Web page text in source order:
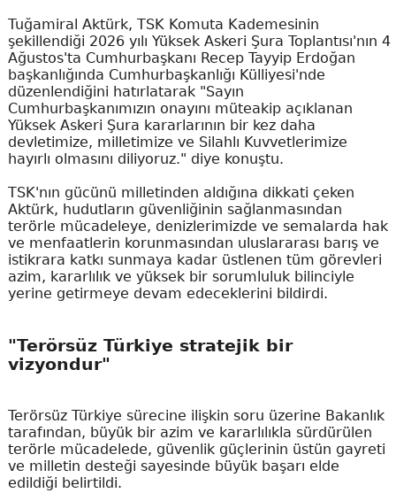
Tuğamiral Aktürk, TSK Komuta Kademesinin
şekillendiği 2026 yılı Yüksek Askeri Şura Toplantısı'nın 4
Ağustos'ta Cumhurbaşkanı Recep Tayyip Erdoğan
başkanlığında Cumhurbaşkanlığı Külliyesi'nde
düzenlendiğini hatırlatarak "Sayın
Cumhurbaşkanımızın onayını müteakip açıklanan
Yüksek Askeri Şura kararlarının bir kez daha
devletimize, milletimize ve Silahlı Kuvvetlerimize
hayırlı olmasını diliyoruz." diye konuştu.
TSK'nın gücünü milletinden aldığına dikkati çeken
Aktürk, hudutların güvenliğinin sağlanmasından
terörle mücadeleye, denizlerimizde ve semalarda hak
ve menfaatlerin korunmasından uluslararası barış ve
istikrara katkı sunmaya kadar üstlenen tüm görevleri
azim, kararlılık ve yüksek bir sorumluluk bilinciyle
yerine getirmeye devam edeceklerini bildirdi.
"Terörsüz Türkiye stratejik bir
vizyondur"
Terörsüz Türkiye sürecine ilişkin soru üzerine Bakanlık
tarafından, büyük bir azim ve kararlılıkla sürdürülen
terörle mücadelede, güvenlik güçlerinin üstün gayreti
ve milletin desteği sayesinde büyük başarı elde
edildiği belirtildi.